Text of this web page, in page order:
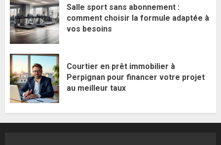
Salle sport sans abonnement :
comment choisir la formule adaptée à
vos besoins
Courtier en prêt immobilier à
Perpignan pour financer votre projet
au meilleur taux